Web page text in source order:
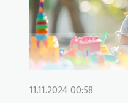
11.11.2024 00:58